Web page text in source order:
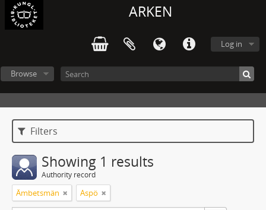
ARKEN
Log in
Browse
Filters
Showing 1 results
Authority record
Ämbetsmän Aspö